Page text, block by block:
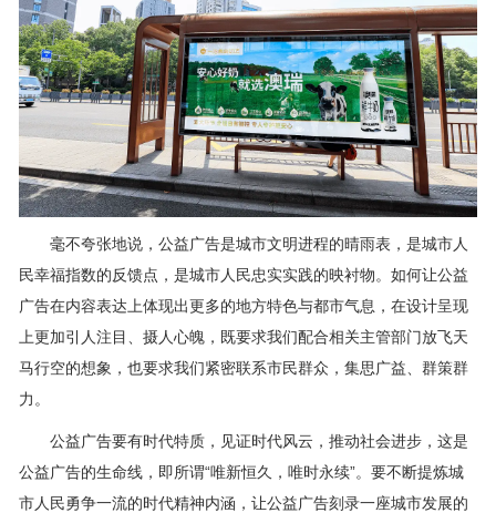
毫不夸张地说，公益广告是城市文明进程的晴雨表，是城市人
民幸福指数的反馈点，是城市人民忠实实践的映衬物。如何让公益
广告在内容表达上体现出更多的地方特色与都市气息，在设计呈现
上更加引人注目、摄人心魄，既要求我们配合相关主管部门放飞天
马行空的想象，也要求我们紧密联系市民群众，集思广益、群策群
力。
公益广告要有时代特质，见证时代风云，推动社会进步，这是
公益广告的生命线，即所谓“唯新恒久，唯时永续”。要不断提炼城
市人民勇争一流的时代精神内涵，让公益广告刻录一座城市发展的